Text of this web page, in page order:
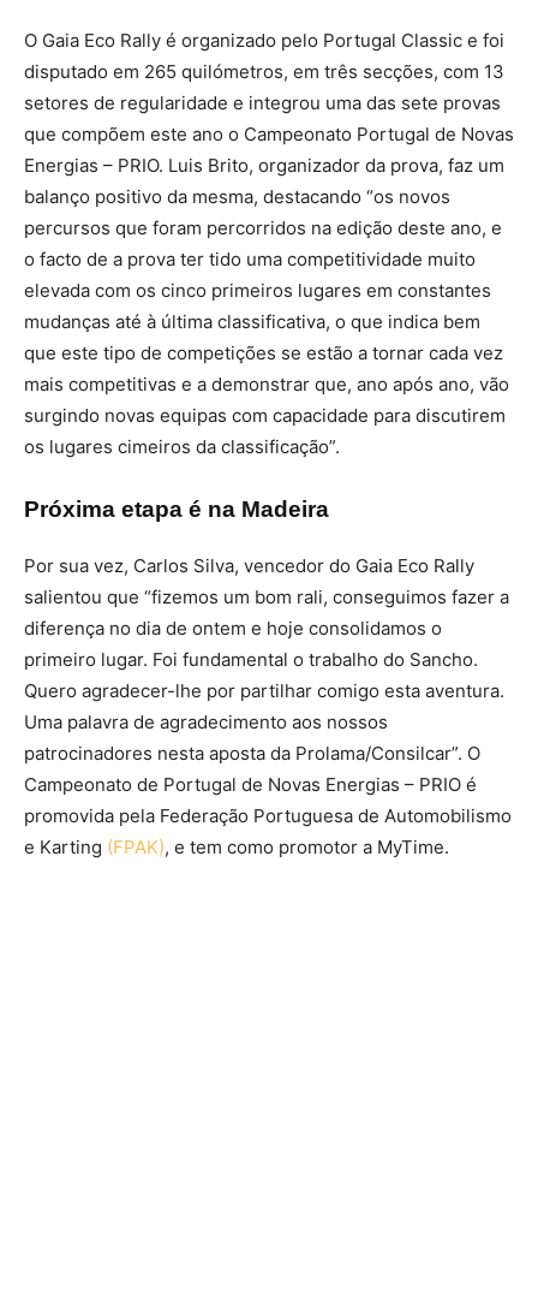
O Gaia Eco Rally é organizado pelo Portugal Classic e foi
disputado em 265 quilómetros, em três secções, com 13
setores de regularidade e integrou uma das sete provas
que compõem este ano o Campeonato Portugal de Novas
Energias – PRIO. Luis Brito, organizador da prova, faz um
balanço positivo da mesma, destacando “os novos
percursos que foram percorridos na edição deste ano, e
o facto de a prova ter tido uma competitividade muito
elevada com os cinco primeiros lugares em constantes
mudanças até à última classificativa, o que indica bem
que este tipo de competições se estão a tornar cada vez
mais competitivas e a demonstrar que, ano após ano, vão
surgindo novas equipas com capacidade para discutirem
os lugares cimeiros da classificação”.
Próxima etapa é na Madeira
Por sua vez, Carlos Silva, vencedor do Gaia Eco Rally
salientou que “fizemos um bom rali, conseguimos fazer a
diferença no dia de ontem e hoje consolidamos o
primeiro lugar. Foi fundamental o trabalho do Sancho.
Quero agradecer-lhe por partilhar comigo esta aventura.
Uma palavra de agradecimento aos nossos
patrocinadores nesta aposta da Prolama/Consilcar”. O
Campeonato de Portugal de Novas Energias – PRIO é
promovida pela Federação Portuguesa de Automobilismo
e Karting (FPAK), e tem como promotor a MyTime.